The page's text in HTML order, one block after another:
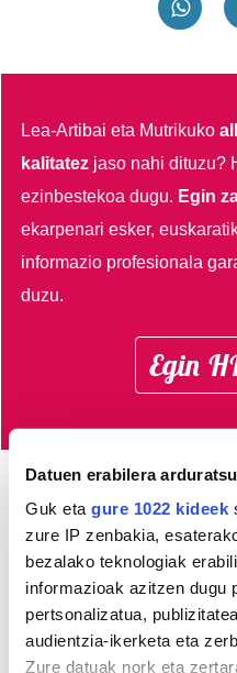
Datuen erabilera
Guk eta gure 1022 kideek
zure IP zenbakia,
bezalako teknologiak
informazioak azitzen dugu
pertsonalizatua,
audientzia-ikerketa eta
Zure datuak nork eta
Lea-Artibai eta Mutrikuko
kalitatez jaso nahi dituzu?
ezinbestekoa dugu. Egin
ekarpenari esker,
informazio profesionala
duzu.
Egin
Azken 3
1
Aitziber
"Natura
nagusia"